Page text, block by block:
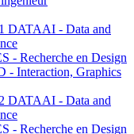
DATAAI - Data and
- Recherche en Design
- Interaction, Graphics
DATAAI - Data and
- Recherche en Design